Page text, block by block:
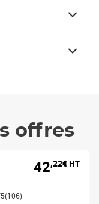
offres
(106)
42,22€ HT